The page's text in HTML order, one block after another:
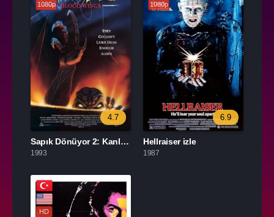
1080p
4.7
Sapık Dönüyor 2: Kanlı Kanatlar izle
1993
1080p
6.9
Hellraiser izle
1987
HD